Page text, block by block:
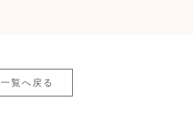
一覧へ戻る